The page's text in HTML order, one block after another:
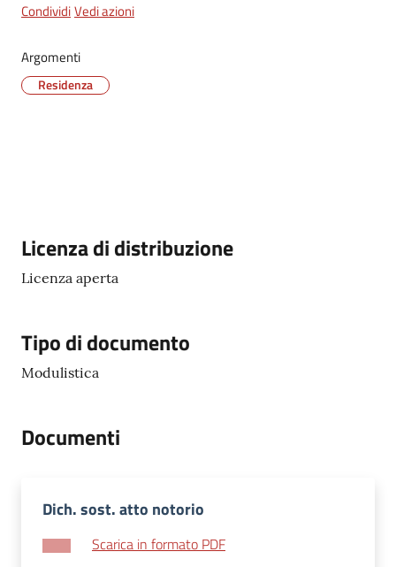
Tutti
argomenti...
CondividiVedi azioni
Argomenti
Residenza
Descrizione
Licenza di distribuzione
Licenza aperta
Tipo di documento
Modulistica
Documenti
Dich. sost. atto notorio
Scarica in formato PDF